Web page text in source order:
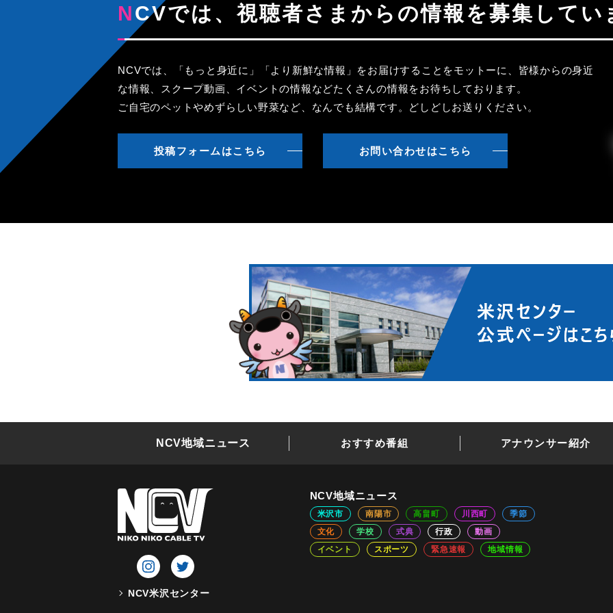
NCVでは、視聴者さまからの情報を募集してい
NCVでは、「もっと身近に」「より新鮮な情報」をお届けすることをモットーに、皆様からの身近
な情報、スクープ動画、イベントの情報などたくさんの情報をお待ちしております。
ご自宅のペットやめずらしい野菜など、なんでも結構です。どしどしお送りください。
投稿フォームはこちら お問い合わせはこちら
NCV地域ニュース おすすめ番組 アナウンサー紹介
NCV米沢センター
NCV地域ニュース
米沢市 南陽市 高畠町 川西町
季節
文化
学校 式典 行政
動画
イベント
スポーツ 緊急速報 地域情報